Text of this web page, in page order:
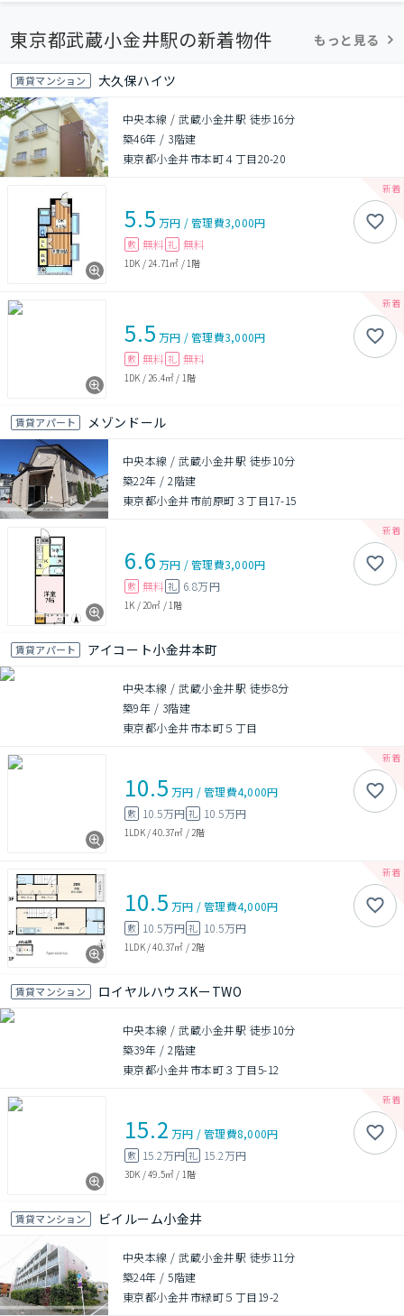
東京都武蔵小金井駅の新着物件 もっと見る
賃貸マンション 大久保ハイツ
中央本線 / 武蔵小金井駅 徒歩16分
築46年 / 3階建
東京都小金井市本町４丁目20-20
5.5 万円 /管理費3,000円
敷 無料 礼 無料
1DK / 24.71㎡ / 1階
5.5 万円 /管理費3,000円
敷 無料 礼 無料
1DK / 26.4㎡ / 1階
賃貸アパート メゾンドール
中央本線 / 武蔵小金井駅 徒歩10分
築22年 /2階建
東京都小金井市前原町３丁目17-15
6.6 万円 /管理費3,000円
敷 無料 礼 6.8万円
1K / 20㎡ / 1階
賃貸アパート アイコート小金井本町
中央本線 / 武蔵小金井駅 徒歩8分
築9年 / 3階建
東京都小金井市本町５丁目
10.5 万円 /管理費4,000円
敷 10.5万円 礼 10.5万円
1LDK/40.37㎡ / 2階
10.5 万円 /管理費4,000円
敷 10.5万円 礼 10.5万円
1LDK/40.37㎡ / 2階
賃貸マンション ロイヤルハウスKーTWO
中央本線 / 武蔵小金井駅 徒歩10分
築39年 /2階建
東京都小金井市本町３丁目5-12
15.2 万円 /管理費8,000円
敷 15.2万円 礼 15.2万円
3DK /49.5㎡ / 1階
賃貸マンション ビイルーム小金井
中央本線 / 武蔵小金井駅 徒歩11分
築24年 /5階建
東京都小金井市緑町５丁目19-2